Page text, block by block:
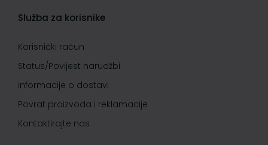
Služba za korisnike
Korisnički račun
Status/Povijest narudžbi
Informacije o dostavi
Povrat proizvoda i reklamacije
Kontaktirajte nas